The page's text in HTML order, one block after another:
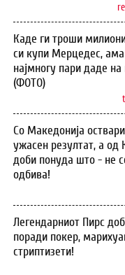
Каде ги троши
си купи Мерцедес, ама
најмногу пари даде
(ФОТО)
Со Македонија оствари
ужасен резултат, а од
доби понуда што - не
одбива!
Легендарниот Пирс
поради покер,
стриптизети!